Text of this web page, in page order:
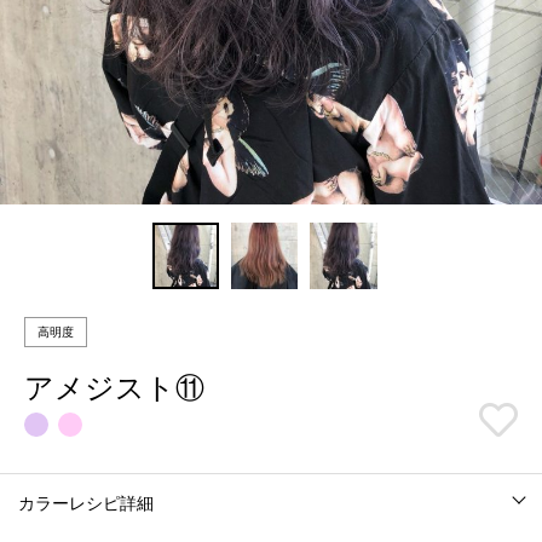
高明度
アメジスト⑪
カラーレシピ詳細